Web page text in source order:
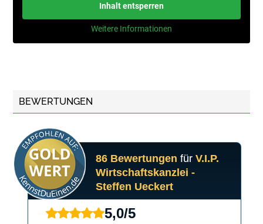
Inhalt entsperren
Weitere Informationen
BEWERTUNGEN
86 Bewertungen fürV.I.P.
Wirtschaftskanzlei -
Steffen Ueckert
5,0/5